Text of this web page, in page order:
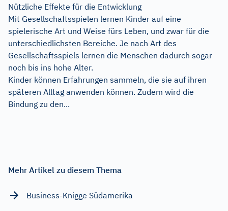
Nützliche Effekte für die Entwicklung
Mit Gesellschaftsspielen lernen Kinder auf eine
spielerische Art und Weise fürs Leben, und zwar für die
unterschiedlichsten Bereiche. Je nach Art des
Gesellschaftsspiels lernen die Menschen dadurch sogar
noch bis ins hohe Alter.
Kinder können Erfahrungen sammeln, die sie auf ihren
späteren Alltag anwenden können. Zudem wird die
Bindung zu den...
Mehr Artikel zu diesem Thema
Business-Knigge Südamerika